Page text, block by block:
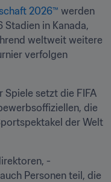
2026™ werden
Stadien in Kanada,
weltweit weitere
verfolgen
Spiele setzt die FIFA
die
der Welt
-
Personen teil, die